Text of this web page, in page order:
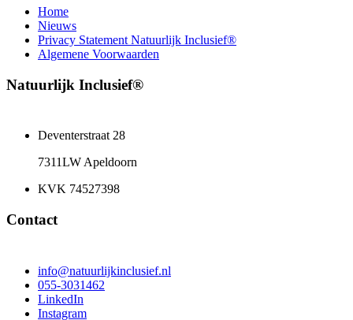
Home
Nieuws
Privacy Statement Natuurlijk Inclusief®
Algemene Voorwaarden
Natuurlijk Inclusief®
Deventerstraat 28
7311LW Apeldoorn
KVK 74527398
Contact
info@natuurlijkinclusief.nl
055-3031462
LinkedIn
Instagram